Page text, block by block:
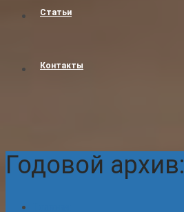
Статьи
Контакты
Годовой архив: